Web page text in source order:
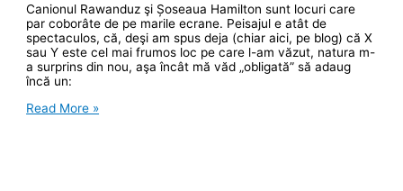
Canionul Rawanduz şi Șoseaua Hamilton sunt locuri care
par coborâte de pe marile ecrane. Peisajul e atât de
spectaculos, că, deşi am spus deja (chiar aici, pe blog) că X
sau Y este cel mai frumos loc pe care l-am văzut, natura m-
a surprins din nou, aşa încât mă văd „obligată” să adaug
încă un:
Kurdistanul
Read More »